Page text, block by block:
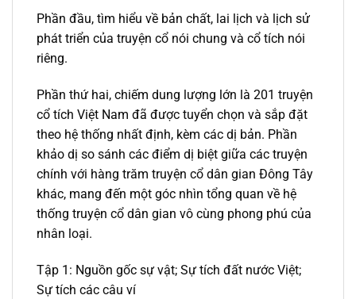
Phần đầu, tìm hiểu về bản chất, lai lịch và lịch sử
phát triển của truyện cổ nói chung và cổ tích nói
riêng.
Phần thứ hai, chiếm dung lượng lớn là 201 truyện
cổ tích Việt Nam đã được tuyển chọn và sắp đặt
theo hệ thống nhất định, kèm các dị bản. Phần
khảo dị so sánh các điểm dị biệt giữa các truyện
chính với hàng trăm truyện cổ dân gian Đông Tây
khác, mang đến một góc nhìn tổng quan về hệ
thống truyện cổ dân gian vô cùng phong phú của
nhân loại.
Tập 1: Nguồn gốc sự vật; Sự tích đất nước Việt;
Sự tích các câu ví